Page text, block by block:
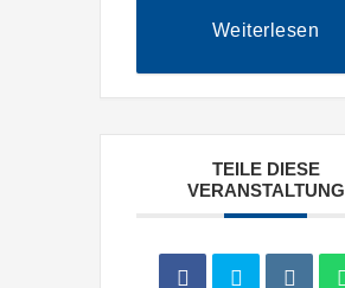
Weiterlesen
TEILE DIESE
VERANSTALTUNG